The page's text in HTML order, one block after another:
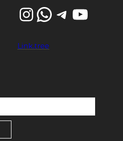
InstagramWhatsApp Telegram YouTube
Link.tree